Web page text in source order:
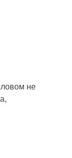
не